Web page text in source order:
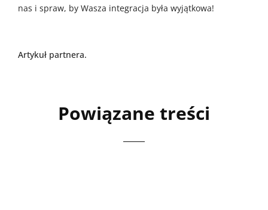
nas i spraw, by Wasza integracja była wyjątkowa!
Artykuł partnera.
Powiązane treści